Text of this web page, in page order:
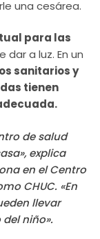
una cesárea.
para las
dar a luz. En un
sanitarios y
tienen
de salud
explica
en el Centro
CHUC. «En
llevar
niño».